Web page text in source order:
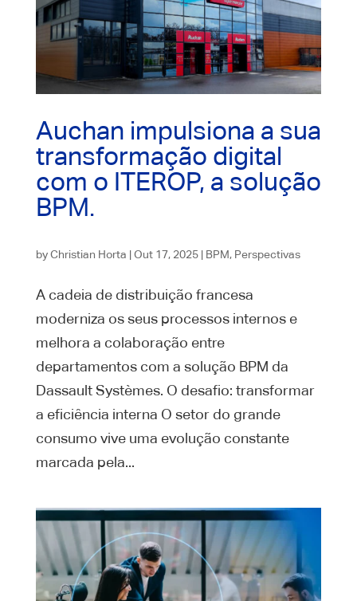
Auchan impulsiona a sua
transformação digital
com o ITEROP, a solução
BPM.
byChristian Horta |Out 17, 2025| BPM, Perspectivas
A cadeia de distribuição francesa
moderniza os seus processos internos e
melhora a colaboração entre
departamentos com a solução BPM da
Dassault Systèmes. O desafio: transformar
a eficiência interna O setor do grande
consumo vive uma evolução constante
marcada pela...